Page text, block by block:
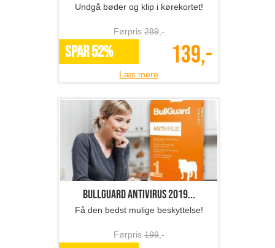
Undgå bøder og klip i kørekortet!
Førpris289,-
SPAR 52% 139,-
Læs mere
BullGuard Antivirus 2019...
Få den bedst mulige beskyttelse!
Førpris199,-